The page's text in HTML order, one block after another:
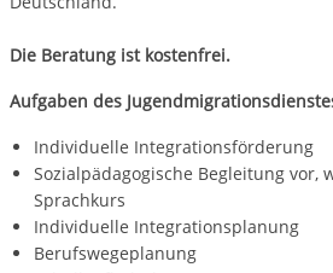
Die Beratung ist kostenfrei.
Aufgaben des
Individuelle Integrationsförderung
Sozialpädagogische Begleitung vor,
Sprachkurs
Individuelle Integrationsplanung
Berufswegeplanung